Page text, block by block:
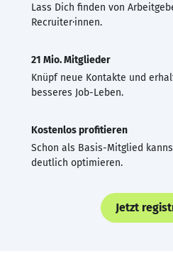
Lass Dich finden von
Recruiter·innen.
21 Mio. Mitglieder
Knüpf neue Kontakte und
besseres Job-Leben.
Kostenlos profitieren
Schon als Basis-Mitglied
deutlich optimieren.
Jetzt